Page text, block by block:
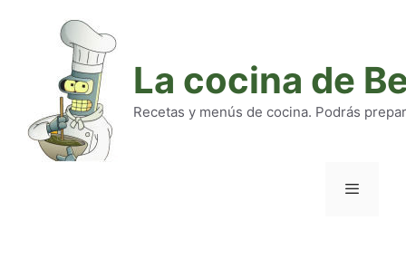
La cocina de
Recetas y menús de cocina. Podrás